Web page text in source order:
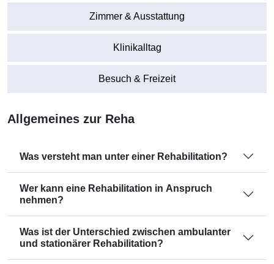
Zimmer & Ausstattung
Klinikalltag
Besuch & Freizeit
Allgemeines zur Reha
Was versteht man unter einer Rehabilitation?
Wer kann eine Rehabilitation in Anspruch
nehmen?
Was ist der Unterschied zwischen ambulanter
und stationärer Rehabilitation?